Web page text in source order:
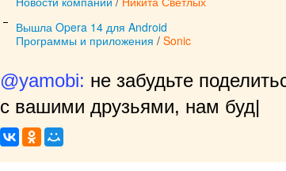
Вышла Opera 14 для Android
Программы и приложения / Sonic
@yamobi: не забудьте
с вашими друзьями, нам будет